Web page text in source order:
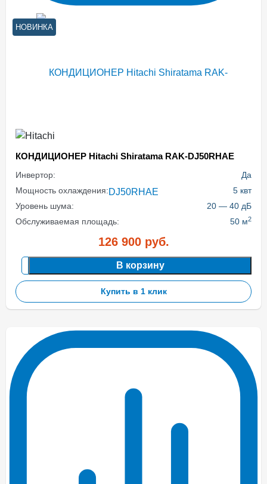
НОВИНКА
КОНДИЦИОНЕР Hitachi Shiratama RAK-DJ50RHAE
Инвертор:
Да
Мощность охлаждения:
5 квт
Уровень шума:
20 — 40 дБ
Обслуживаемая площадь:
50 м2
126 900руб.
В корзину
Купить в 1 клик